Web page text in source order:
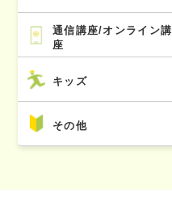
通信講座/オンライン講
座
キッズ
その他